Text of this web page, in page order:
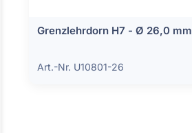
Grenzlehrdorn H7 - Ø 26,0 mm
Art.-Nr. U10801-26